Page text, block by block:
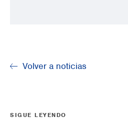
Volver a noticias
SIGUE LEYENDO